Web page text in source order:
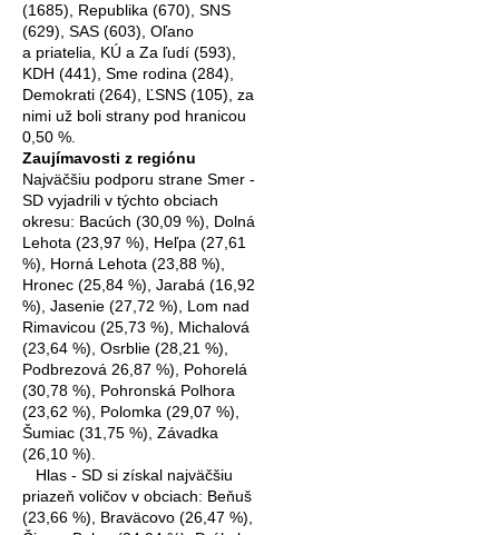
(1685), Republika (670), SNS
(629), SAS (603), Oľano
a priatelia, KÚ a Za ľudí (593),
KDH (441), Sme rodina (284),
Demokrati (264), ĽSNS (105), za
nimi už boli strany pod hranicou
0,50 %.
Zaujímavosti z regiónu
Najväčšiu podporu strane Smer -
SD vyjadrili v týchto obciach
okresu: Bacúch (30,09 %), Dolná
Lehota (23,97 %), Heľpa (27,61
%), Horná Lehota (23,88 %),
Hronec (25,84 %), Jarabá (16,92
%), Jasenie (27,72 %), Lom nad
Rimavicou (25,73 %), Michalová
(23,64 %), Osrblie (28,21 %),
Podbrezová 26,87 %), Pohorelá
(30,78 %), Pohronská Polhora
(23,62 %), Polomka (29,07 %),
Šumiac (31,75 %), Závadka
(26,10 %).
Hlas - SD si získal najväčšiu
priazeň voličov v obciach: Beňuš
(23,66 %), Braväcovo (26,47 %),